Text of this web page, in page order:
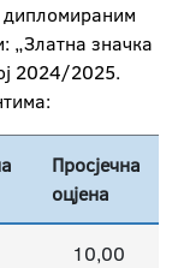
дипломираним
„Златна значка
2024/2025.
Просјечна
оцјена
10,00